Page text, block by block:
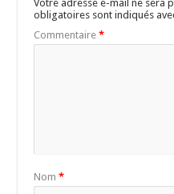
Votre adresse e-mail ne sera
obligatoires sont indiqués
Commentaire*
Nom*